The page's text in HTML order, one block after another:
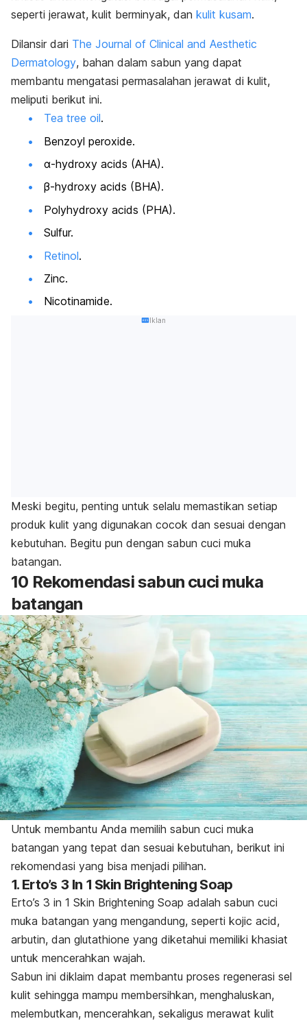
seperti jerawat, kulit berminyak, dan kulit kusam.
Dilansir dari The Journal of Clinical and Aesthetic
Dermatology, bahan dalam sabun yang dapat
membantu mengatasi permasalahan jerawat di kulit,
meliputi berikut ini.
Tea tree oil.
Benzoyl peroxide.
α-hydroxy acids (AHA).
β-hydroxy acids (BHA).
Polyhydroxy acids (PHA).
Sulfur.
Retinol.
Zinc.
Nicotinamide.
Iklan
Meski begitu, penting untuk selalu memastikan setiap
produk kulit yang digunakan cocok dan sesuai dengan
kebutuhan. Begitu pun dengan sabun cuci muka
batangan.
10 Rekomendasisabun cuci muka
batangan
Untuk membantu Anda memilih sabun cuci muka
batangan yang tepat dan sesuai kebutuhan, berikut ini
rekomendasi yang bisa menjadi pilihan.
1. Erto’s 3 In 1 Skin Brightening Soap
Erto’s 3 in 1 Skin Brightening Soap adalah sabun cuci
muka batangan yang mengandung, seperti kojic acid,
arbutin, dan glutathione yang diketahui memiliki khasiat
untuk mencerahkan wajah.
Sabun ini diklaim dapat membantu proses regenerasi sel
kulit sehingga mampu membersihkan, menghaluskan,
melembutkan, mencerahkan, sekaligus merawat kulit